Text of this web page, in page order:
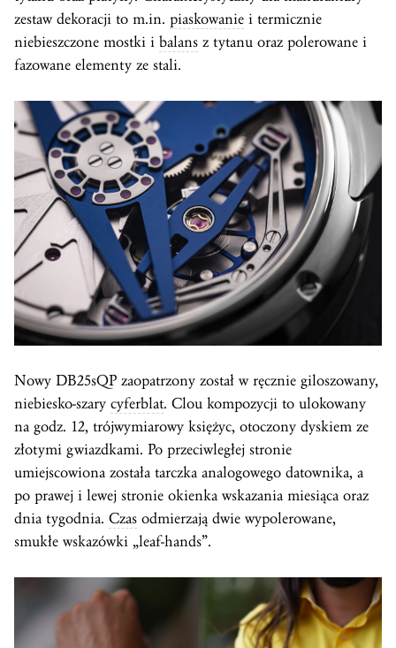
zestaw dekoracji to m.in. piaskowanie i termicznie
niebieszczone mostki i balans z tytanu oraz polerowane i
fazowane elementy ze stali.
Nowy DB25sQP zaopatrzony został w ręcznie giloszowany,
niebiesko-szary cyferblat. Clou kompozycji to ulokowany
na godz. 12, trójwymiarowy księżyc, otoczony dyskiem ze
złotymi gwiazdkami. Po przeciwległej stronie
umiejscowiona została tarczka analogowego datownika, a
po prawej i lewej stronie okienka wskazania miesiąca oraz
dnia tygodnia. Czas odmierzają dwie wypolerowane,
smukłe wskazówki „leaf-hands”.